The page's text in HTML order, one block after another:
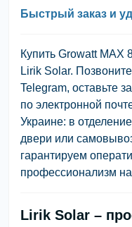
Быстрый заказ и
Купить Growatt
Lirik Solar.
Telegram, оставьте
по электронной
Украине: в
двери или
гарантируем
профессионализм на
Lirik Solar –